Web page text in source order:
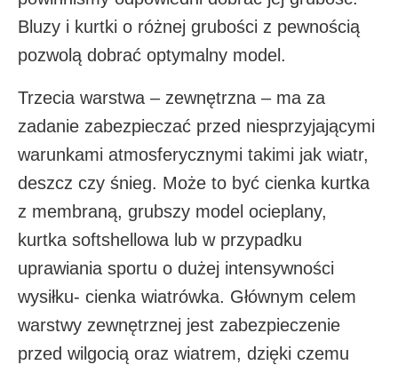
Bluzy i kurtki o różnej grubości z pewnością
pozwolą dobrać optymalny model.
Trzecia warstwa – zewnętrzna – ma za
zadanie zabezpieczać przed niesprzyjającymi
warunkami atmosferycznymi takimi jak wiatr,
deszcz czy śnieg. Może to być cienka kurtka
z membraną, grubszy model ocieplany,
kurtka softshellowa lub w przypadku
uprawiania sportu o dużej intensywności
wysiłku- cienka wiatrówka. Głównym celem
warstwy zewnętrznej jest zabezpieczenie
przed wilgocią oraz wiatrem, dzięki czemu